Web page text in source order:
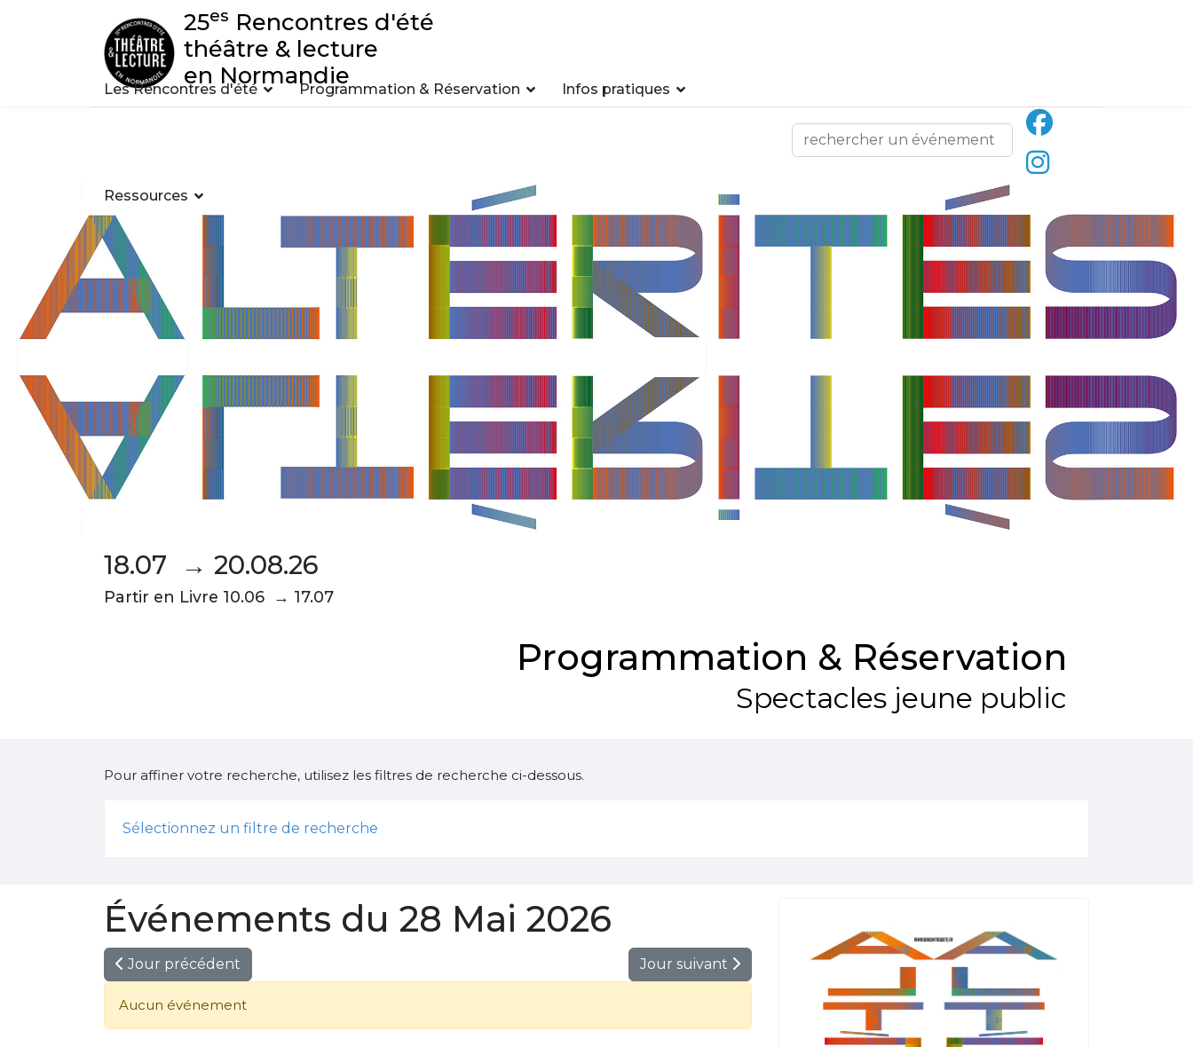
25es Rencontres d'été
théâtre & lecture
en Normandie
Les Rencontres d'été Programmation & Réservation Infos pratiques
Ressources
18.07 → 20.08.26
Partir en Livre 10.06 → 17.07
Programmation & Réservation
Spectacles jeune public
Pour affiner votre recherche, utilisez les filtres de recherche ci-dessous.
Sélectionnez un filtre de recherche
Événements du 28 Mai 2026
Jour précédent Jour suivant
Aucun événement